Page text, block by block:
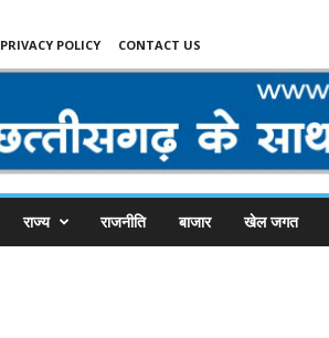
PRIVACY POLICY CONTACT US
राज्य राजनीति बाजार खेल जगत